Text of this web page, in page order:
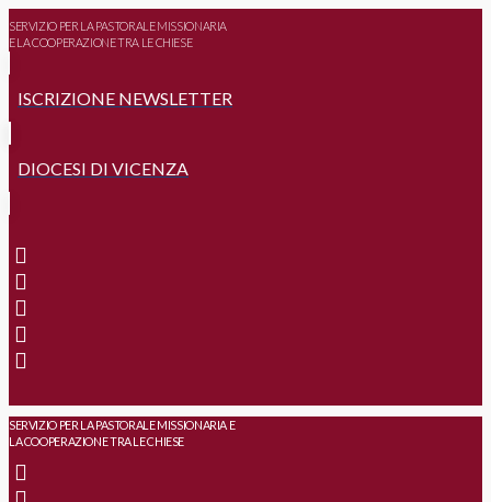
SERVIZIO PER LA PASTORALE MISSIONARIA
E LA COOPERAZIONE TRA LE CHIESE
ISCRIZIONE NEWSLETTER
DIOCESI DI VICENZA
SERVIZIO PER LA PASTORALE MISSIONARIA E
LA COOPERAZIONE TRA LE CHIESE